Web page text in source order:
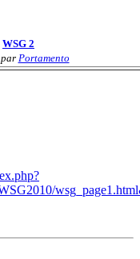
WSG 2
par Portamento